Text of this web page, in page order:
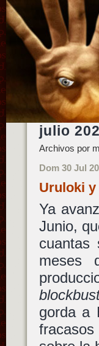
julio
Archivos por
Dom 30 Jul
Uruloki
Ya
Junio,
cuantas
meses
gorda a